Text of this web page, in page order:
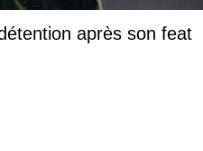
après son feat